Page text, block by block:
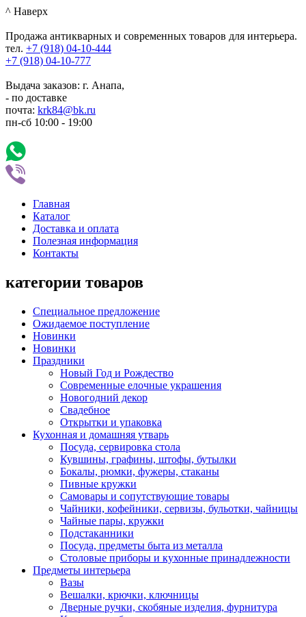
^ Наверх
Продажа антикварных и современных товаров для интерьера.
тел. +7 (918) 04-10-444
+7 (918) 04-10-777
Выдача заказов: г. Анапа,
- по доставке
почта: krk84@bk.ru
пн-сб 10:00 - 19:00
Главная
Каталог
Доставка и оплата
Полезная информация
Контакты
категории товаров
Специальное предложение
Ожидаемое поступление
Новинки
Новинки
Праздники
Новый Год и Рождество
Современные елочные украшения
Новогодний декор
Свадебное
Открытки и упаковка
Кухонная и домашняя утварь
Посуда, сервировка стола
Кувшины, графины, штофы, бутылки
Бокалы, рюмки, фужеры, стаканы
Пивные кружки
Самовары и сопутствующие товары
Чайники, кофейники, сервизы, бульотки, чайницы
Чайные пары, кружки
Подстаканники
Посуда, предметы быта из металла
Столовые приборы и кухонные принадлежности
Предметы интерьера
Вазы
Вешалки, крючки, ключницы
Дверные ручки, скобяные изделия, фурнитура